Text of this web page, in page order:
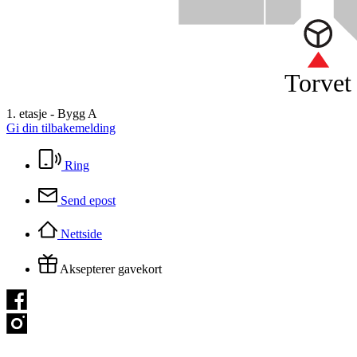
Torvet
1. etasje - Bygg A
Gi din tilbakemelding
Ring
Send epost
Nettside
Aksepterer gavekort